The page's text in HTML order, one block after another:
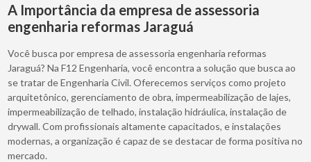
A Importância da empresa de assessoria
engenharia reformas Jaraguá
Você busca por empresa de assessoria engenharia reformas
Jaraguá? Na F12 Engenharia, você encontra a solução que busca ao
se tratar de Engenharia Civil. Oferecemos serviços como projeto
arquitetônico, gerenciamento de obra, impermeabilização de lajes,
impermeabilização de telhado, instalação hidráulica, instalação de
drywall. Com profissionais altamente capacitados, e instalações
modernas, a organização é capaz de se destacar de forma positiva no
mercado.